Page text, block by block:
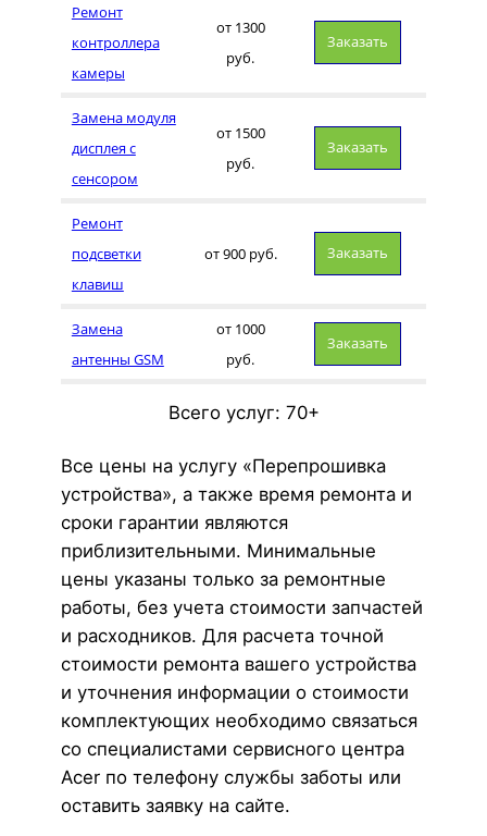
Ремонт
контроллера
камеры
от 1300
руб.
Заказать
Замена модуля
дисплея с
сенсором
от 1500
руб.
Заказать
Ремонт
подсветки
клавиш
от 900 руб. Заказать
Замена
антенны GSM
от 1000
руб.
Заказать
Всего услуг: 70+
Все цены на услугу «Перепрошивка
устройства», а также время ремонта и
сроки гарантии являются
приблизительными. Минимальные
цены указаны только за ремонтные
работы, без учета стоимости запчастей
и расходников. Для расчета точной
стоимости ремонта вашего устройства
и уточнения информации о стоимости
комплектующих необходимо связаться
со специалистами сервисного центра
Acer по телефону службы заботы или
оставить заявку на сайте.